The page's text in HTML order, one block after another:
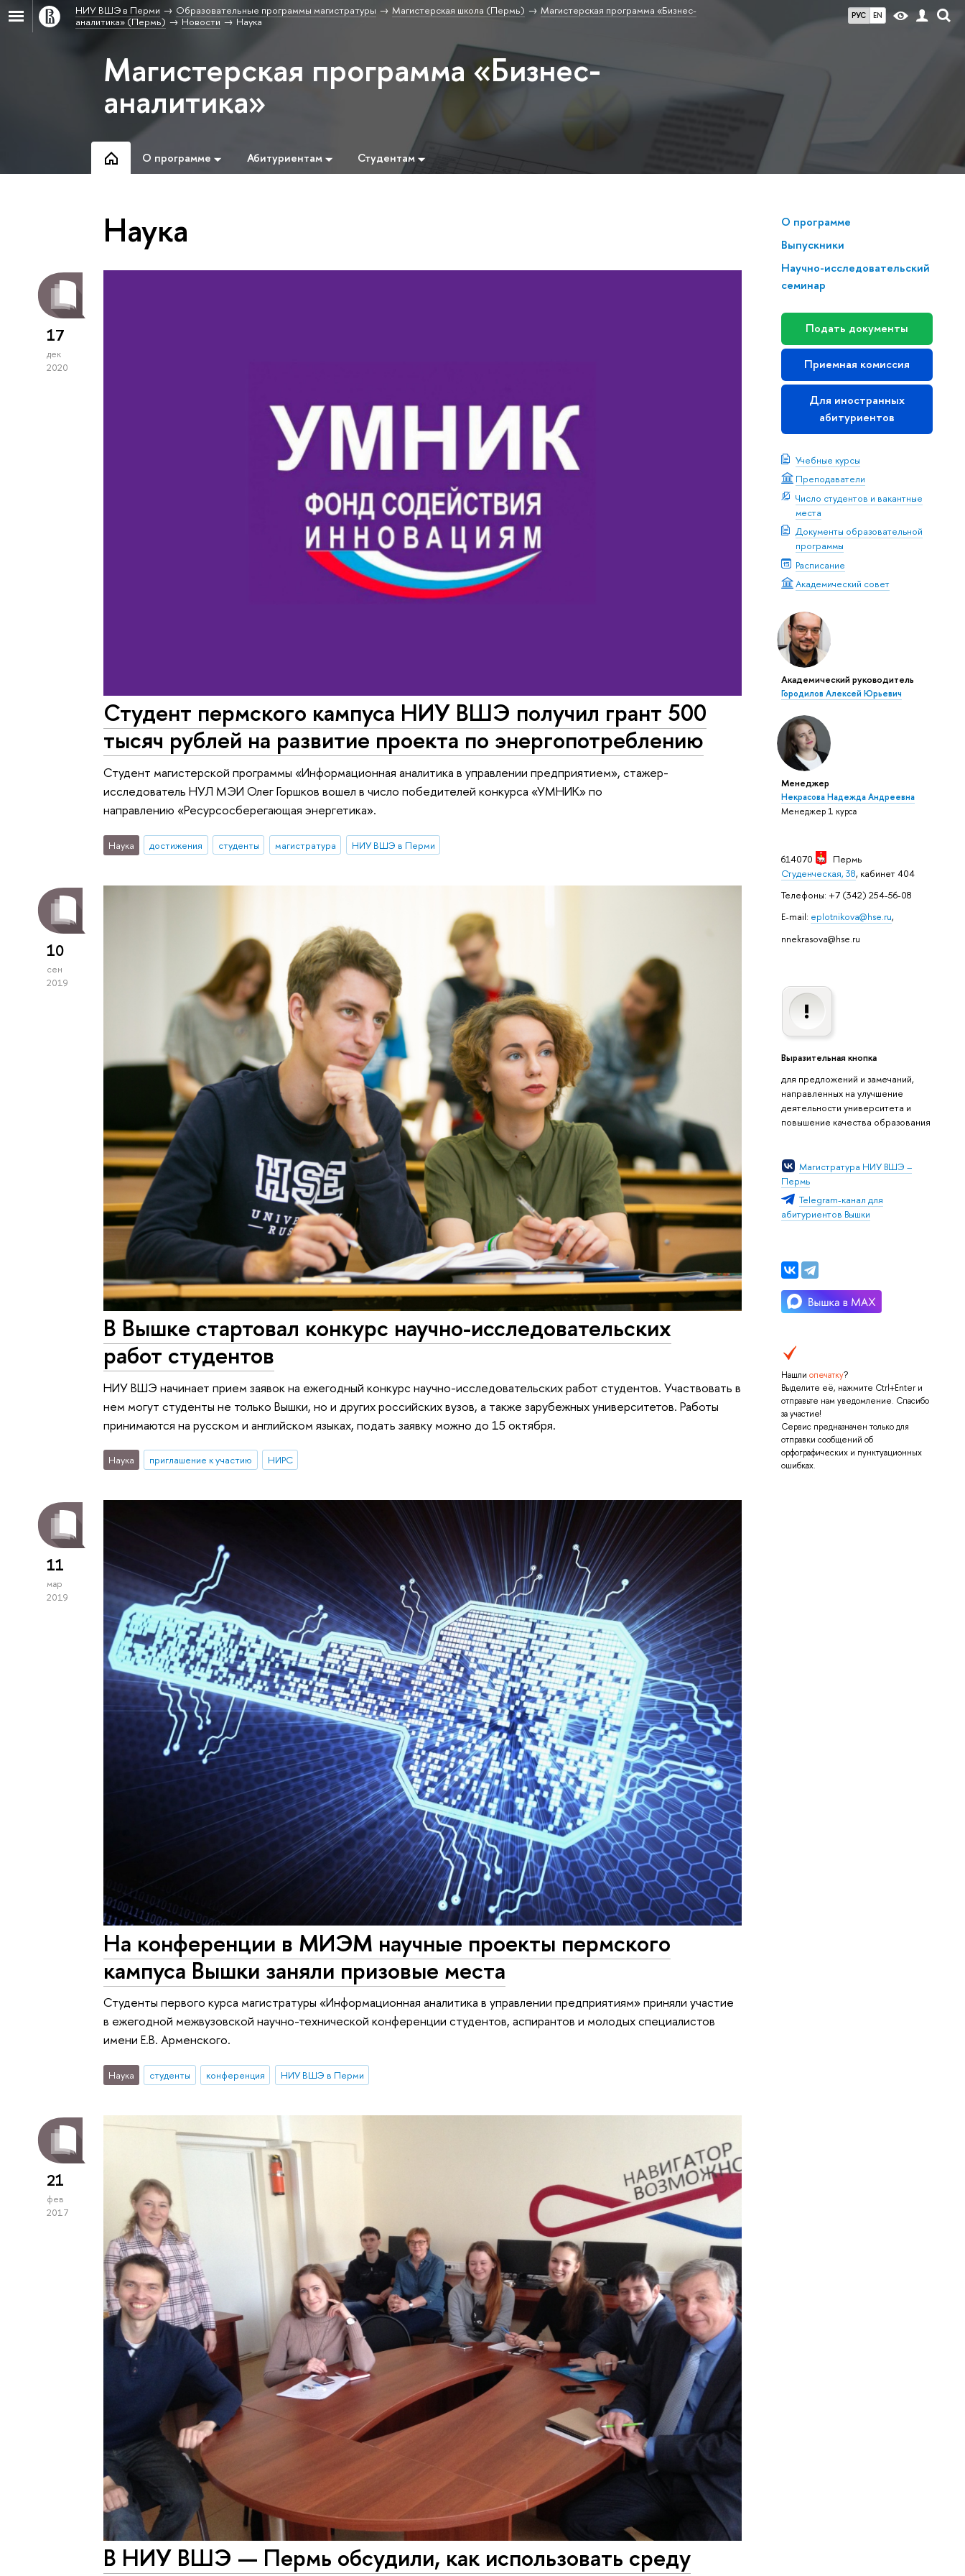
РУС EN
НИУ ВШЭ в Перми Образовательные программы магистратуры Магистерская школа (Пермь)
Магистерская программа «Бизнес-
аналитика» (Пермь)
Новости Наука
Магистерская программа «Бизнес-
аналитика»
О программе Абитуриентам Студентам
О программе
Выпускники
Научно-исследовательский
семинар
Подать документы
Приемная комиссия
Для иностранных
абитуриентов
Учебные курсы
Преподаватели
Число студентов и вакантные
места
Документы образовательной
программы
Расписание
Академический совет
Академический руководитель
Городилов Алексей Юрьевич
Менеджер
Некрасова Надежда Андреевна
Менеджер 1 курса
614070
Пермь
Студенческая, 38, кабинет 404
Телефоны: +7 (342) 254-56-08
E-mail: eplotnikova@hse.ru,
nnekrasova@hse.ru
Выразительная кнопка
для предложений и замечаний,
направленных на улучшение
деятельности университета и
повышение качества образования
Магистратура НИУ ВШЭ –
Пермь
Telegram-канал для
абитуриентов Вышки
Нашли опечатку?
Выделите её, нажмите Ctrl+Enter и
отправьте нам уведомление. Спасибо
за участие!
Сервис предназначен только для
отправки сообщений об
орфографических и пунктуационных
ошибках.
Наука
17
дек
2020
Студент пермского кампуса НИУ ВШЭ получил грант 500
тысяч рублей на развитие проекта по энергопотреблению
Студент магистерской программы «Информационная аналитика в управлении предприятием», стажер-
исследователь НУЛ МЭИ Олег Горшков вошел в число победителей конкурса «УМНИК» по
направлению «Ресурсосберегающая энергетика».
Наука достижения студенты магистратура НИУ ВШЭ в Перми
10
сен
2019
В Вышке стартовал конкурс научно-исследовательских
работ студентов
НИУ ВШЭ начинает прием заявок на ежегодный конкурс научно-исследовательских работ студентов. Участвовать в
нем могут студенты не только Вышки, но и других российских вузов, а также зарубежных университетов. Работы
принимаются на русском и английском языках, подать заявку можно до 15 октября.
Наука приглашение к участию НИРС
11
мар
2019
На конференции в МИЭМ научные проекты пермского
кампуса Вышки заняли призовые места
Студенты первого курса магистратуры «Информационная аналитика в управлении предприятиям» приняли участие
в ежегодной межвузовской научно-технической конференции студентов, аспирантов и молодых специалистов
имени Е.В. Арменского.
Наука студенты конференция НИУ ВШЭ в Перми
21
фев
2017
В НИУ ВШЭ — Пермь обсудили, как использовать среду